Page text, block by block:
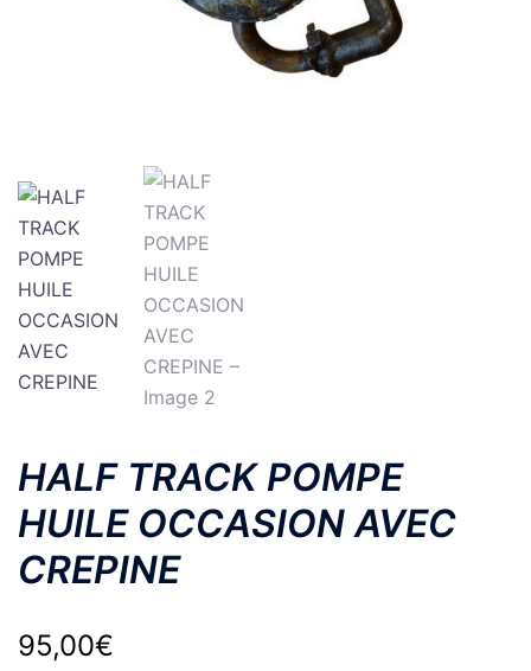
HALF TRACK POMPE
HUILE OCCASION AVEC
CREPINE
95,00€